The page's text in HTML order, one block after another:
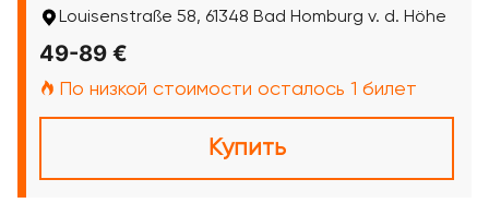
Louisenstraße 58, 61348 Bad Homburg v. d. Höhe
49-89 €
По низкой стоимости осталось 1 билет
Купить